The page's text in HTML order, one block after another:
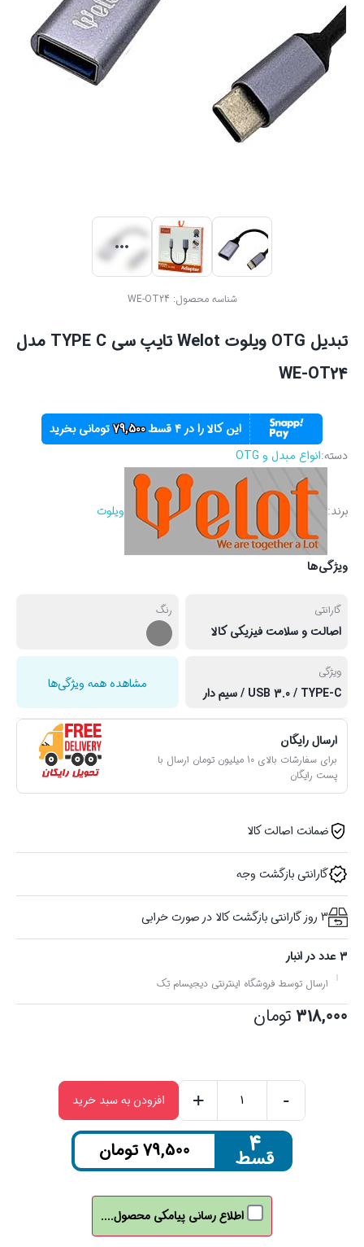
شناسه محصول:WE-OT24
تبدیل OTG ویلوت Welot تایپ سی TYPE C مدل
WE-OT24
این کالا را در ۴ قسط 79,500تومانی بخرید
دسته:انواع مبدل و OTG
برند: ویلوت
ویژگی‌ها
گارانتی
اصالت و سلامت فیزیکی کالا
رنگ
ویژگی
USB 3.0 / TYPE-C / سیم دار
مشاهده همه ویژگی‌ها
ارسال رایگان
برای سفارشات بالای 10 میلیون تومان ارسال با
پست رایگان
ضمانت اصالت کالا
گارانتی بازگشت وجه
3 روز گارانتی بازگشت کالا در صورت خرابی
3 عدد در انبار
ارسال توسط فروشگاه اینترنتی دیجیسام تِک
318,000 تومان
OTG
-
+ افزودن به سبد خرید
۴
قسط 79,500تومان
اطلاع رسانی پیامکی محصول....